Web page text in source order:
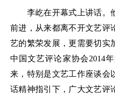
李屹在开幕式上讲话。
前进，从来都离不开文艺评
艺的繁荣发展，更需要切实
中国文艺评论家协会2014
来，特别是文艺工作座谈会
话精神指引下，广大文艺评